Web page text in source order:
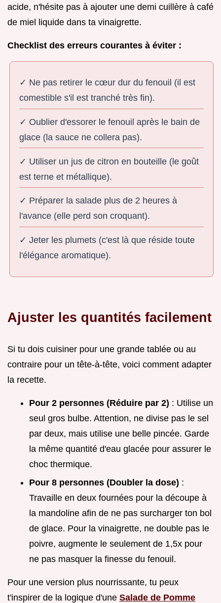
acide, n'hésite pas à ajouter une demi cuillère à café
de miel liquide dans ta vinaigrette.
Checklist des erreurs courantes à éviter :
✓ Ne pas retirer le cœur dur du fenouil (il est
comestible s'il est tranché très fin).
✓ Oublier d'essorer le fenouil après le bain de
glace (la sauce ne collera pas).
✓ Utiliser un jus de citron en bouteille (le goût
est terne et métallique).
✓ Préparer la salade plus de 2 heures à
l'avance (elle perd son croquant).
✓ Jeter les plumets (c'est là que réside toute
l'élégance aromatique).
Ajuster les quantités facilement
Si tu dois cuisiner pour une grande tablée ou au
contraire pour un tête-à-tête, voici comment adapter
la recette.
Pour 2 personnes (Réduire par 2) : Utilise un
seul gros bulbe. Attention, ne divise pas le sel
par deux, mais utilise une belle pincée. Garde
la même quantité d'eau glacée pour assurer le
choc thermique.
Pour 8 personnes (Doubler la dose) :
Travaille en deux fournées pour la découpe à
la mandoline afin de ne pas surcharger ton bol
de glace. Pour la vinaigrette, ne double pas le
poivre, augmente le seulement de 1,5x pour
ne pas masquer la finesse du fenouil.
Pour une version plus nourrissante, tu peux
t'inspirer de la logique d'une Salade de Pomme